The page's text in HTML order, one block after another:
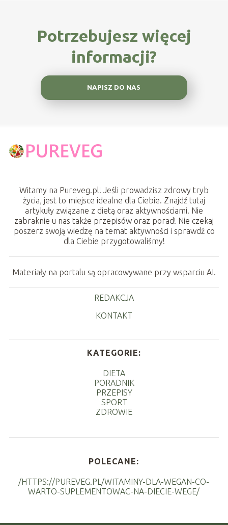
Potrzebujesz więcej
informacji?
NAPISZ DO NAS
Witamy na Pureveg.pl! Jeśli prowadzisz zdrowy tryb
życia, jest to miejsce idealne dla Ciebie. Znajdź tutaj
artykuły związane z dietą oraz aktywnościami. Nie
zabraknie u nas także przepisów oraz porad! Nie czekaj
poszerz swoją wiedzę na temat aktywności i sprawdź co
dla Ciebie przygotowaliśmy!
Materiały na portalu są opracowywane przy wsparciu AI.
REDAKCJA
KONTAKT
KATEGORIE:
DIETA
PORADNIK
PRZEPISY
SPORT
ZDROWIE
POLECANE:
/HTTPS://PUREVEG.PL/WITAMINY-DLA-WEGAN-CO-
WARTO-SUPLEMENTOWAC-NA-DIECIE-WEGE/